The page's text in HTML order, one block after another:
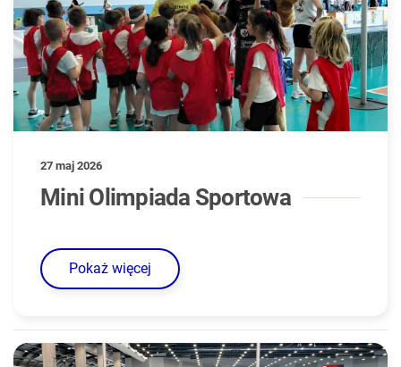
27 maj 2026
Mini Olimpiada Sportowa
Pokaż więcej